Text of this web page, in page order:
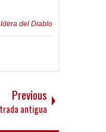
del Diablo
Previous
antigua